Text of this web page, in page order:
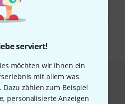
serviert!
möchten wir Ihnen ein
mit allem was
zählen zum Beispiel
personalisierte Anzeigen
stimmen Sie dem Erhalt von E-Mail-
E-Mail-Nutzungsverhaltens zu. Die
Weitere Informationen finden Sie in
Pflichtfeld